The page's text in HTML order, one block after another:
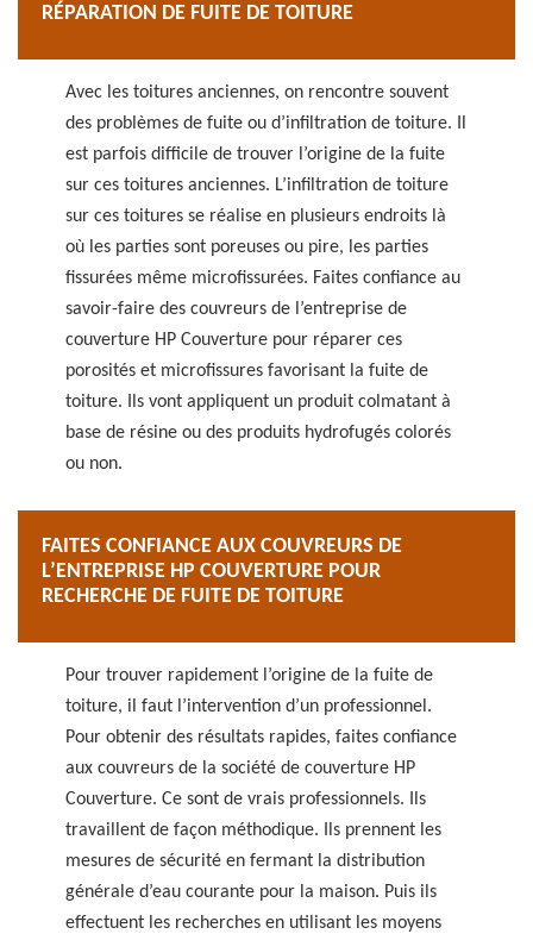
RÉPARATION DE FUITE DE TOITURE
Avec les toitures anciennes, on rencontre souvent
des problèmes de fuite ou d’infiltration de toiture. Il
est parfois difficile de trouver l’origine de la fuite
sur ces toitures anciennes. L’infiltration de toiture
sur ces toitures se réalise en plusieurs endroits là
où les parties sont poreuses ou pire, les parties
fissurées même microfissurées. Faites confiance au
savoir-faire des couvreurs de l’entreprise de
couverture HP Couverture pour réparer ces
porosités et microfissures favorisant la fuite de
toiture. Ils vont appliquent un produit colmatant à
base de résine ou des produits hydrofugés colorés
ou non.
FAITES CONFIANCE AUX COUVREURS DE
L’ENTREPRISE HP COUVERTURE POUR
RECHERCHE DE FUITE DE TOITURE
Pour trouver rapidement l’origine de la fuite de
toiture, il faut l’intervention d’un professionnel.
Pour obtenir des résultats rapides, faites confiance
aux couvreurs de la société de couverture HP
Couverture. Ce sont de vrais professionnels. Ils
travaillent de façon méthodique. Ils prennent les
mesures de sécurité en fermant la distribution
générale d’eau courante pour la maison. Puis ils
effectuent les recherches en utilisant les moyens